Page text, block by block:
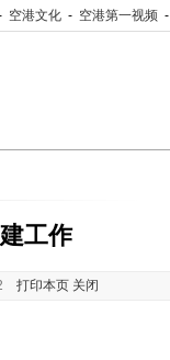
空港文化 - 空港第一视频 -
工作
打印本页 关闭